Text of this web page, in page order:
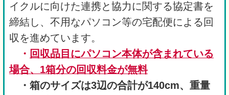
イクルに向けた連携と協力に関する協定書を
締結し、不用なパソコン等の宅配便による回
収を進めています。
・ 回収品目にパソコン本体が含まれている
場合、1箱分の回収料金が無料
・ 箱のサイズは3辺の合計が140cm、重量